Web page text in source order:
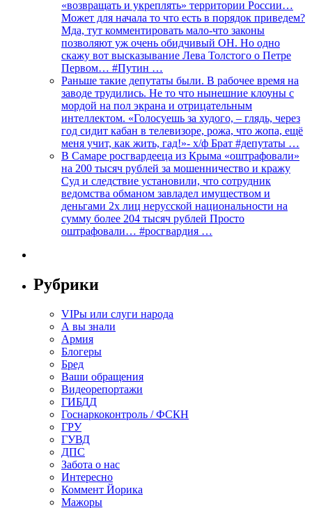
«возвращать и укреплять» территории России…
Может для начала то что есть в порядок приведем?
Мда, тут комментировать мало-что законы
позволяют уж очень обидчивый ОН. Но одно
скажу вот высказывание Лева Толстого о Петре
Первом… #Путин …
Раньше такие депутаты были. В рабочее время на
заводе трудились. Не то что нынешние клоуны с
мордой на пол экрана и отрицательным
интеллектом. «Голосуешь за худого, – глядь, через
год сидит кабан в телевизоре, рожа, что жопа, ещё
меня учит, как жить, гад!»- х/ф Брат #депутаты …
В Самаре росгвардееца из Крыма «оштрафовали»
на 200 тысяч рублей за мошенничество и кражу
Суд и следствие установили, что сотрудник
ведомства обманом завладел имуществом и
деньгами 2х лиц нерусской национальности на
сумму более 204 тысяч рублей Просто
оштрафовали… #росгвардия …
Рубрики
VIPы или слуги народа
А вы знали
Армия
Блогеры
Бред
Ваши обращения
Видеорепортажи
ГИБДД
Госнаркоконтроль / ФСКН
ГРУ
ГУВД
ДПС
Забота о нас
Интересно
Коммент Йорика
Мажоры